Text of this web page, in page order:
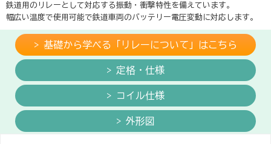
鉄道用のリレーとして対応する振動・衝撃特性を備えています。
幅広い温度で使用可能で鉄道車両のバッテリー電圧変動に対応します。
> 基礎から学べる「リレーについて」はこちら
> 定格・仕様
> コイル仕様
> 外形図